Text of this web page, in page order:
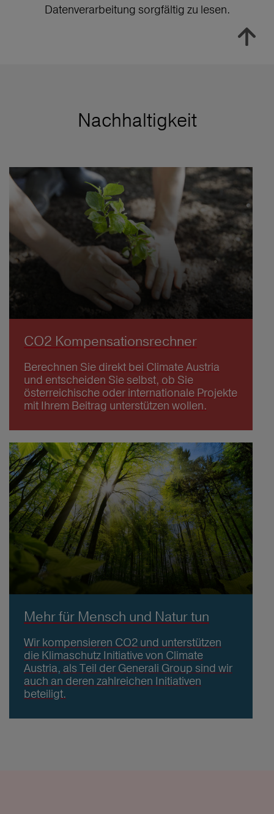
Datenverarbeitung sorgfältig zu lesen.
Nachhaltigkeit
CO2 Kompensationsrechner
Berechnen Sie direkt bei Climate Austria
und entscheiden Sie selbst, ob Sie
österreichische oder internationale Projekte
mit Ihrem Beitrag unterstützen wollen.
Mehr für Mensch und Natur tun
Wir kompensieren CO2 und unterstützen
die Klimaschutz Initiative von Climate
Austria, als Teil der Generali Group sind wir
auch an deren zahlreichen Initiativen
beteiligt.